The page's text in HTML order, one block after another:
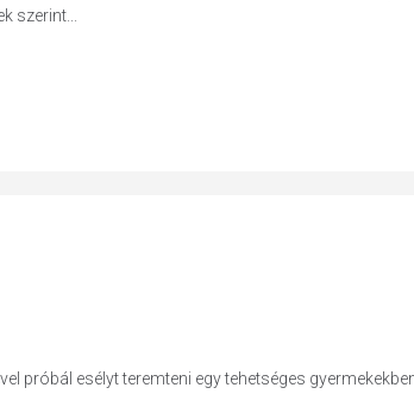
szerint...
próbál esélyt teremteni egy tehetséges